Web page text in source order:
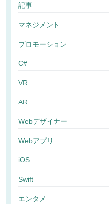
記事
マネジメント
プロモーション
C#
VR
AR
Webデザイナー
Webアプリ
iOS
Swift
エンタメ